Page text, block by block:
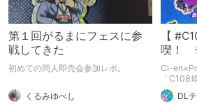
第１回がるまにフェスに参
戦してきた
初めての同人即売会参加レポ。
くるみゆべし
【
喫！
Ci-
「C108
参加方法
ご案内い
DL